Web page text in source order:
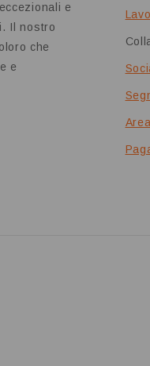
e
Il nostro
che
e